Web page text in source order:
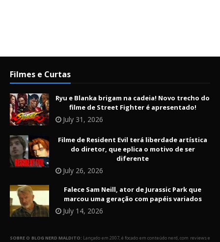
Filmes e Curtas
Ryu e Blanka brigam na cadeia! Novo trecho do
filme de Street Fighter é apresentado!
July 31, 2026
Filme de Resident Evil terá liberdade artística
do diretor, que eplica o motivo de ser
diferente
July 26, 2026
Falece Sam Neill, ator de Jurassic Park que
marcou uma geração com papéis variados
July 14, 2026
SOBRE O BLOG NERD MALDITO: Lançado em 2007, é focado em conteúdo nerd, com reviews e